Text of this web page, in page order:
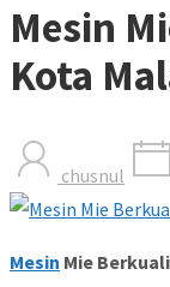
Mesin
Kota
chusnul
Mesin Mie